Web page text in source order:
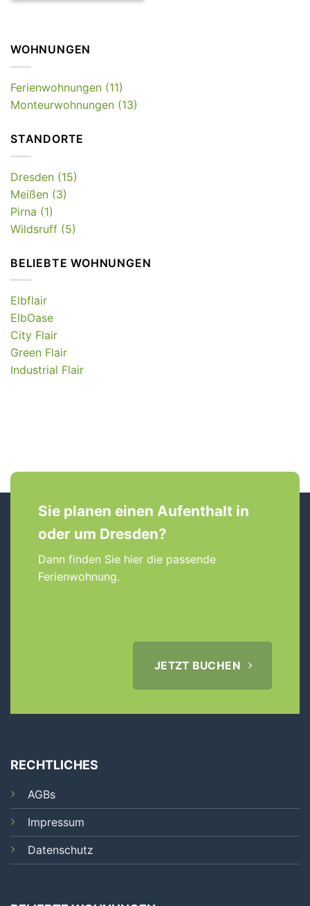
WOHNUNGEN
Ferienwohnungen (11)
Monteurwohnungen (13)
STANDORTE
Dresden (15)
Meißen (3)
Pirna (1)
Wildsruff (5)
BELIEBTE WOHNUNGEN
Elbflair
ElbOase
City Flair
Green Flair
Industrial Flair
Sie planen einen Aufenthalt in
oder um Dresden?
Dann finden Sie hier die passende
Ferienwohnung.
JETZT BUCHEN
RECHTLICHES
AGBs
Impressum
Datenschutz